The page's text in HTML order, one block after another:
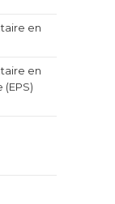
en
en